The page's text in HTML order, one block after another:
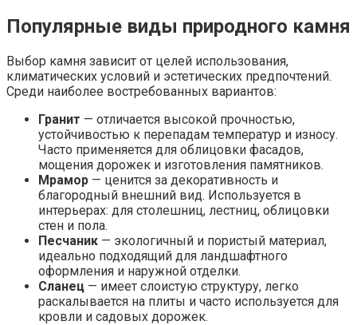
Популярные виды природного камня
Выбор камня зависит от целей использования,
климатических условий и эстетических предпочтений.
Среди наиболее востребованных вариантов:
Гранит — отличается высокой прочностью,
устойчивостью к перепадам температур и износу.
Часто применяется для облицовки фасадов,
мощения дорожек и изготовления памятников.
Мрамор — ценится за декоративность и
благородный внешний вид. Используется в
интерьерах: для столешниц, лестниц, облицовки
стен и пола.
Песчаник — экологичный и пористый материал,
идеально подходящий для ландшафтного
оформления и наружной отделки.
Сланец — имеет слоистую структуру, легко
раскалывается на плиты и часто используется для
кровли и садовых дорожек.